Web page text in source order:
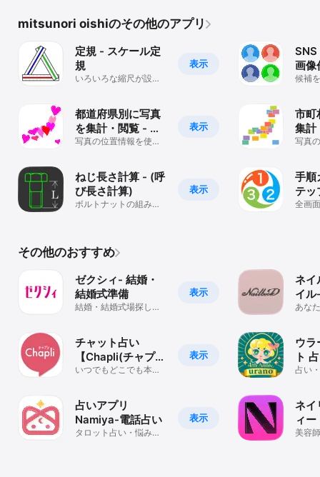
mitsunori oishiのその他のアプリ
表示
定規 - スケール定
規
いろいろな縮尺が設定
表示
都道府県別に写真
を集計・閲覧 - 行
ったね！都道府県
写真の位置情報を使っ
表示
ねじ長さ計算 - (呼
び長さ計算)
ボルトナットの組み合
SNS
画像
イコ
候補
市町
集計
たね
写真
手順
テッ
カメ
全画
その他のおすすめ
表示
ゼクシィ- 結婚・
結婚式準備
結婚・結婚式場探しの
表示
チャット占い
【Chapli(チャプ
リ) 】プロの占い
いつでもどこでも本格
表示
占いアプリ
Namiya-電話占い
タロット占い・悩み相
ネイ
イル
し・
あな
ウラ
ト
復縁
占い
ネイ
ィ
ル予
美容